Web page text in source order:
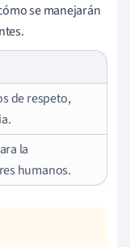
se manejarán
de respeto,
la
humanos.